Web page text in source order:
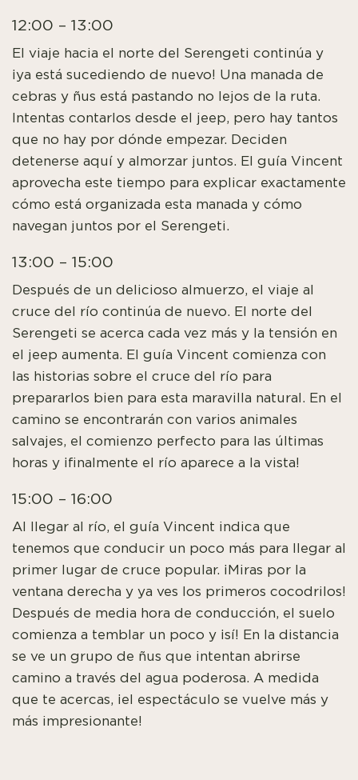
12:00 – 13:00
El viaje hacia el norte del Serengeti continúa y
¡ya está sucediendo de nuevo! Una manada de
cebras y ñus está pastando no lejos de la ruta.
Intentas contarlos desde el jeep, pero hay tantos
que no hay por dónde empezar. Deciden
detenerse aquí y almorzar juntos. El guía Vincent
aprovecha este tiempo para explicar exactamente
cómo está organizada esta manada y cómo
navegan juntos por el Serengeti.
13:00 – 15:00
Después de un delicioso almuerzo, el viaje al
cruce del río continúa de nuevo. El norte del
Serengeti se acerca cada vez más y la tensión en
el jeep aumenta. El guía Vincent comienza con
las historias sobre el cruce del río para
prepararlos bien para esta maravilla natural. En el
camino se encontrarán con varios animales
salvajes, el comienzo perfecto para las últimas
horas y ¡finalmente el río aparece a la vista!
15:00 – 16:00
Al llegar al río, el guía Vincent indica que
tenemos que conducir un poco más para llegar al
primer lugar de cruce popular. ¡Miras por la
ventana derecha y ya ves los primeros cocodrilos!
Después de media hora de conducción, el suelo
comienza a temblar un poco y ¡sí! En la distancia
se ve un grupo de ñus que intentan abrirse
camino a través del agua poderosa. A medida
que te acercas, ¡el espectáculo se vuelve más y
más impresionante!